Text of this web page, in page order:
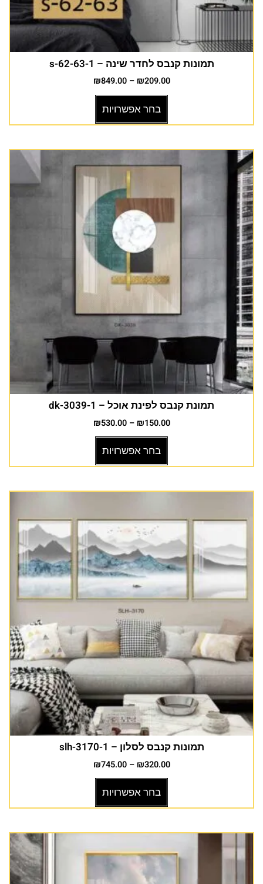
תמונות קנבס לחדר שינה – s-62-63-1
₪209.00
–
₪849.00
בחר אפשרויות
תמונת קנבס לפינת אוכל – dk-3039-1
₪150.00
–
₪530.00
בחר אפשרויות
תמונות קנבס לסלון – slh-3170-1
₪320.00
–
₪745.00
בחר אפשרויות